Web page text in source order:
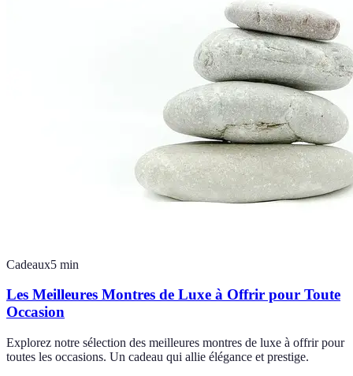
Cadeaux5 min
Les Meilleures Montres de Luxe à Offrir pour Toute
Occasion
Explorez notre sélection des meilleures montres de luxe à offrir pour
toutes les occasions. Un cadeau qui allie élégance et prestige.